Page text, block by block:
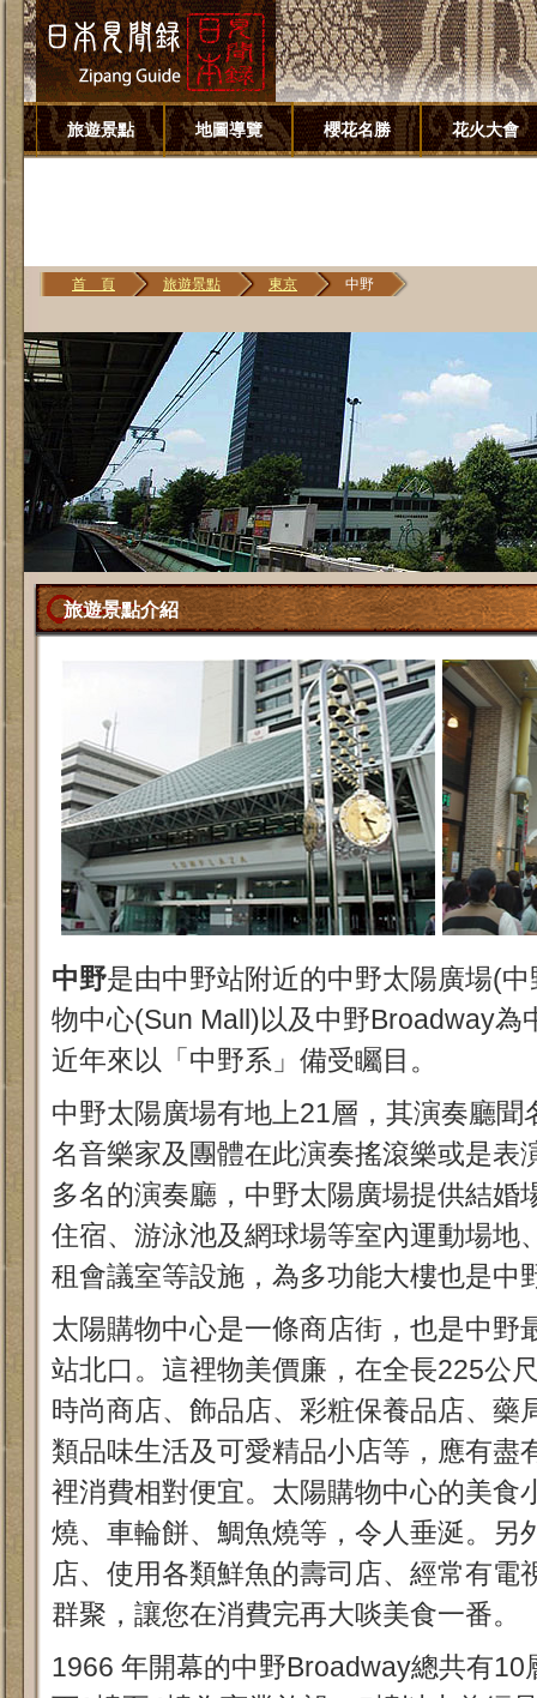
旅遊景點 地圖導覽 櫻花名勝 花火大會
首 頁 旅遊景點 東京 中野
旅遊景點介紹
中野是由中野站附近的中野太陽廣場(
物中心(Sun Mall)以及中野Broadway為
近年來以「中野系」備受矚目。
中野太陽廣場有地上21層，其演奏廳聞
名音樂家及團體在此演奏搖滾樂或是表
多名的演奏廳，中野太陽廣場提供結婚
住宿、游泳池及網球場等室內運動場地
租會議室等設施，為多功能大樓也是中
太陽購物中心是一條商店街，也是中野
站北口。這裡物美價廉，在全長225公
時尚商店、飾品店、彩粧保養品店、藥
類品味生活及可愛精品小店等，應有盡
裡消費相對便宜。太陽購物中心的美食
燒、車輪餅、鯛魚燒等，令人垂涎。另
店、使用各類鮮魚的壽司店、經常有電
群聚，讓您在消費完再大啖美食一番。
1966 年開幕的中野Broadway總共有